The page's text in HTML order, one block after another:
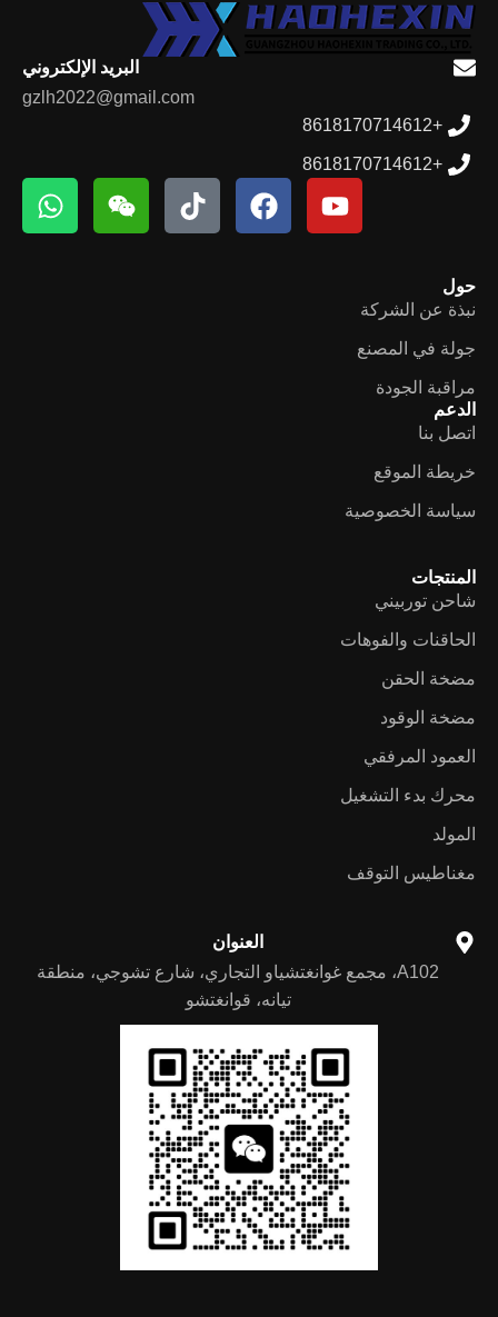
البريد الإلكتروني
gzlh2022@gmail.com
+8618170714612
+8618170714612
حول
نبذة عن الشركة
جولة في المصنع
مراقبة الجودة
الدعم
اتصل بنا
خريطة الموقع
سياسة الخصوصية
المنتجات
شاحن توربيني
الحاقنات والفوهات
مضخة الحقن
مضخة الوقود
العمود المرفقي
محرك بدء التشغيل
المولد
مغناطيس التوقف
العنوان
A102، مجمع غوانغتشياو التجاري، شارع تشوجي، منطقة
تيانه، قوانغتشو
Portuguese